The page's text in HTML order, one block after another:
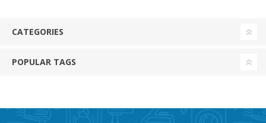
CATEGORIES
POPULAR TAGS